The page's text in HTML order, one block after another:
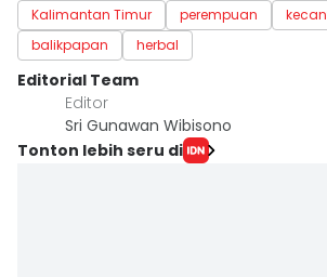
Kalimantan Timur perempuan
balikpapan
herbal
Editorial Team
Editor
Sri Gunawan Wibisono
Tonton lebih seru di